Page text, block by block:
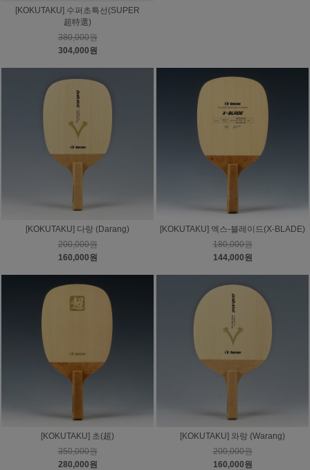
[KOKUTAKU] 수퍼초특선(SUPER
超特選)
380,000원
304,000원
[KOKUTAKU] 다랑 (Darang)
200,000원
160,000원
[KOKUTAKU] 엑스-블레이드(X-BLADE)
180,000원
144,000원
[KOKUTAKU] 초(超)
350,000원
280,000원
[KOKUTAKU] 와랑 (Warang)
200,000원
160,000원